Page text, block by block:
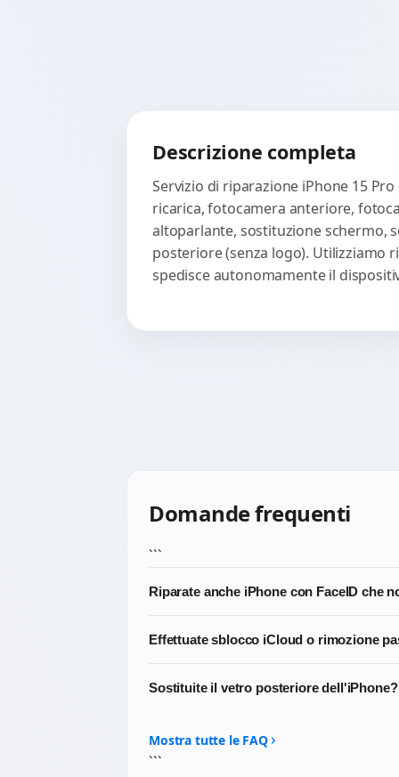
Descrizione completa
Servizio di riparazione iPhone 15
ricarica, fotocamera anteriore,
altoparlante, sostituzione schermo,
posteriore (senza logo). Utilizziamo
spedisce autonomamente il
Domande frequenti
```
Riparate anche iPhone con FaceID che
software. Per il sensore esiste una
Effettuate sblocco iCloud o rimozione
proprietà che non possiamo verificare in
Sostituite il vetro posteriore dell'iPhone?
e tempi. Su altri modelli (come iPhone X
Mostra tutte le FAQ
```